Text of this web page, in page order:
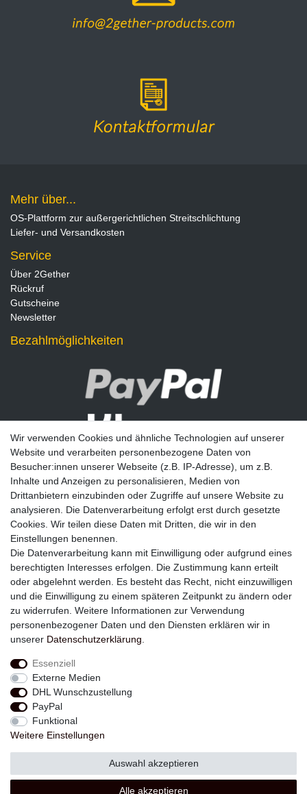
Mehr über...
OS-Plattform zur außergerichtlichen Streitschlichtung
Liefer- und Versandkosten
Service
Über 2Gether
Rückruf
Gutscheine
Newsletter
Bezahlmöglichkeiten
Newsletter
E-MAIL **
Hiermit bestätige ich, dass ich dieDaten­schutz­erklärung
gelesen habe. Meine
Einwilligung kann ich jederzeit widerrufen.**
Abonnieren
Widerrufs­recht
Daten­schutz­erklärung
© Copyright 2026 | Alle Rechte vorbehalten.
Wir verwenden Cookies und ähnliche Technologien auf unserer
Website und verarbeiten personenbezogene Daten von
Besucher:innen unserer Webseite (z.B. IP-Adresse), um z.B.
Inhalte und Anzeigen zu personalisieren, Medien von
Drittanbietern einzubinden oder Zugriffe auf unsere Website zu
analysieren. Die Datenverarbeitung erfolgt erst durch gesetzte
Cookies. Wir teilen diese Daten mit Dritten, die wir in den
Einstellungen benennen.
Die Datenverarbeitung kann mit Einwilligung oder aufgrund eines
berechtigten Interesses erfolgen. Die Zustimmung kann erteilt
oder abgelehnt werden. Es besteht das Recht, nicht einzuwilligen
und die Einwilligung zu einem späteren Zeitpunkt zu ändern oder
zu widerrufen. Weitere Informationen zur Verwendung
personenbezogener Daten und den Diensten erklären wir in
unserer Daten­schutz­erklärung
Essenziell
Externe Medien
DHL Wunschzustellung
PayPal
Funktional
Weitere Einstellungen
Alle akzeptieren
Auswahl akzeptieren